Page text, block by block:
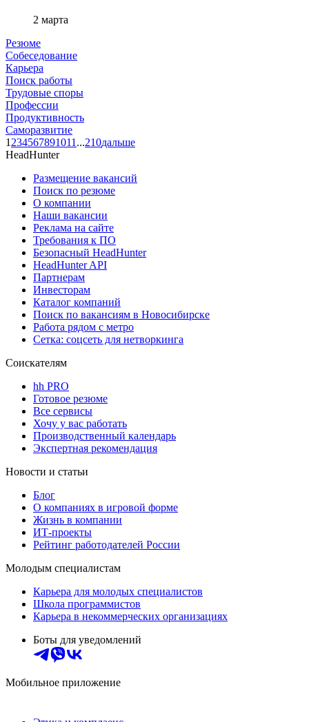
2 марта
Резюме
Собеседование
Карьера
Поиск работы
Трудовые споры
Профессии
Продуктивность
Саморазвитие
1 234567891011 ...210дальше
HeadHunter
Размещение вакансий
Поиск по резюме
О компании
Наши вакансии
Реклама на сайте
Требования к ПО
Безопасный HeadHunter
HeadHunter API
Партнерам
Инвесторам
Каталог компаний
Поиск по вакансиям в Новосибирске
Работа рядом с метро
Сетка: соцсеть для нетворкинга
Соискателям
hh PRO
Готовое резюме
Все сервисы
Хочу у вас работать
Производственный календарь
Экспертная рекомендация
Новости и статьи
Блог
О компаниях в игровой форме
Жизнь в компании
ИТ-проекты
Рейтинг работодателей России
Молодым специалистам
Карьера для молодых специалистов
Школа программистов
Карьера в некоммерческих организациях
Боты для уведомлений
Мобильное приложение